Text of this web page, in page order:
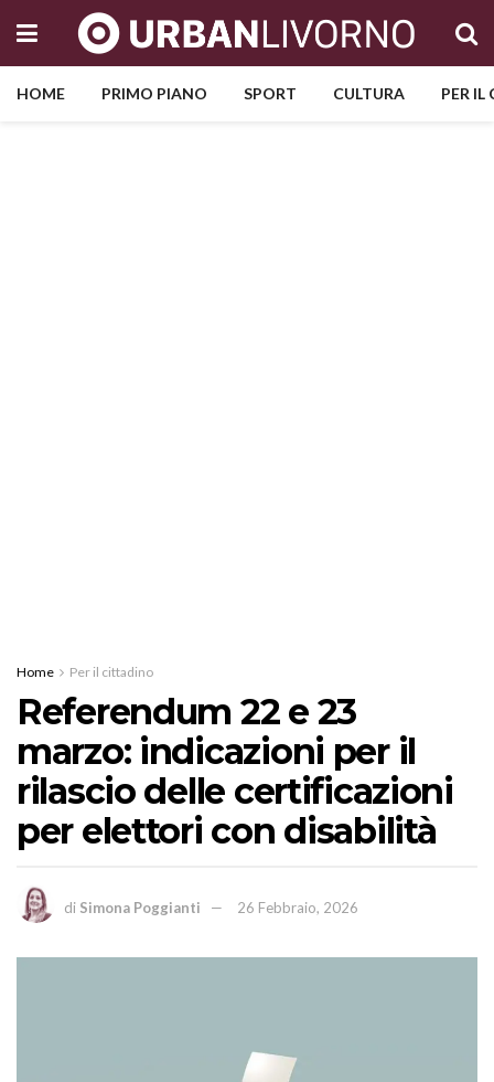
HOME PRIMO PIANO SPORT CULTURA PER
Home Per il cittadino
Referendum 22 e 23
marzo: indicazioni per il
rilascio delle certificazioni
per elettori con disabilità
di Simona Poggianti 26 Febbraio, 2026